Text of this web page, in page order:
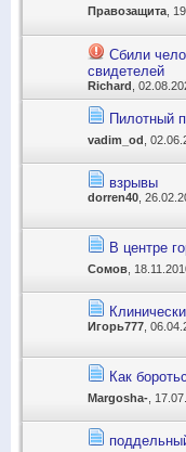
Правозащита ,
Сбили
свидетелей
Richard ,
Пилотный
vadim_od ,
взрывы
dorren40,
В центре
Сомов ,
Игорь777 ,
Как
Margosha- ,